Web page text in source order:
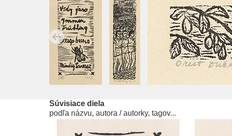
Súvisiace diela
podľa názvu, autora / autorky, tagov...